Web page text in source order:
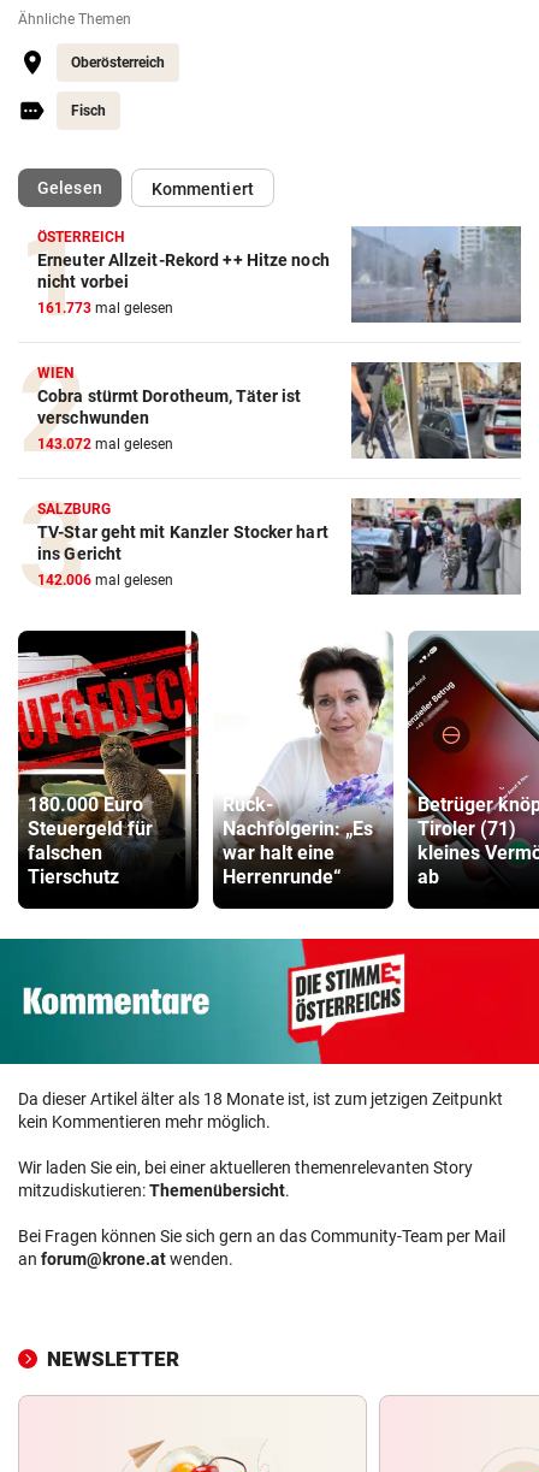
Ähnliche Themen
Oberösterreich
Fisch
Gelesen(ausgewählt)Kommentiert
ÖSTERREICH
Erneuter Allzeit-Rekord ++ Hitze noch
nicht vorbei
161.773 mal gelesen
WIEN
Cobra stürmt Dorotheum, Täter ist
verschwunden
143.072 mal gelesen
SALZBURG
TV-Star geht mit Kanzler Stocker hart
ins Gericht
142.006 mal gelesen
180.000 Euro
Steuergeld für
falschen
Tierschutz
Ruck-
Nachfolgerin: „Es
war halt eine
Herrenrunde“
Betrüger
Tiroler (71)
kleines
ab
Da dieser Artikel älter als 18 Monate ist, ist zum jetzigen Zeitpunkt
kein Kommentieren mehr möglich.
Wir laden Sie ein, bei einer aktuelleren themenrelevanten Story
mitzudiskutieren:Themenübersicht.
Bei Fragen können Sie sich gern an das Community-Team per Mail
an forum@krone.atwenden.
NEWSLETTER